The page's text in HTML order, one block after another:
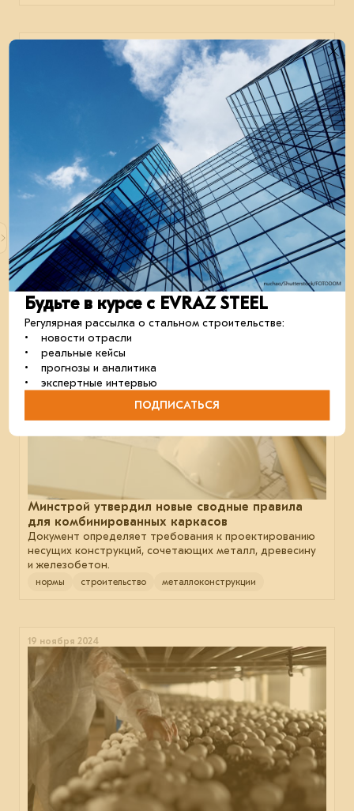
Впечатляющие результаты
Компания EVRAZ STEEL BUILDING подвела
производственные итоги первого квартала 2025 года.
строительство проектирование металлоконструкции
02 апреля 2025
Минстрой утвердил новые сводные правила
для комбинированных каркасов
Документ определяет требования к проектированию
несущих конструкций, сочетающих металл, древесину
и железобетон.
нормы строительство металлоконструкции
19 ноября 2024
Будьте в курсе с EVRAZ STEEL
Регулярная рассылка о стальном строительстве:
• новости отрасли
• реальные кейсы
• прогнозы и аналитика
• экспертные интервью
ПОДПИСАТЬСЯ